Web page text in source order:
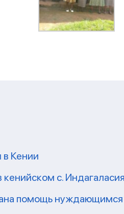
в Кении
с.
помощь нуждающимся